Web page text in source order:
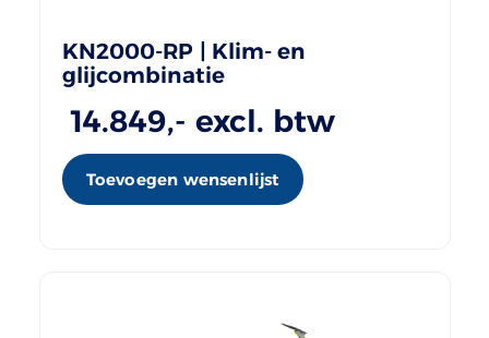
KN2000-RP | Klim- en
glijcombinatie
14.849,- excl. btw
Toevoegen wensenlijst